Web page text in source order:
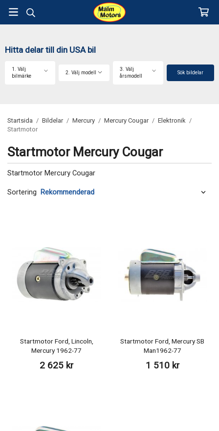
Hitta delar till din USA bil
1. Välj
bilmärke
2. Välj modell
3. Välj
årsmodell
Sök bildelar
Startsida / Bildelar / Mercury / Mercury Cougar / Elektronik /
Startmotor
Startmotor Mercury Cougar
Startmotor Mercury Cougar
Sortering
Startmotor Ford, Lincoln,
Mercury 1962-77
2 625 kr
Startmotor Ford, Mercury SB
Man1962-77
1 510 kr